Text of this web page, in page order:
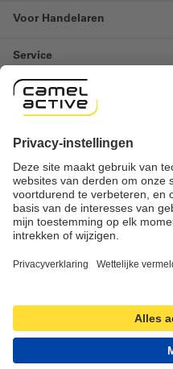
Voor Handelaren
Service
Informatie
Important links